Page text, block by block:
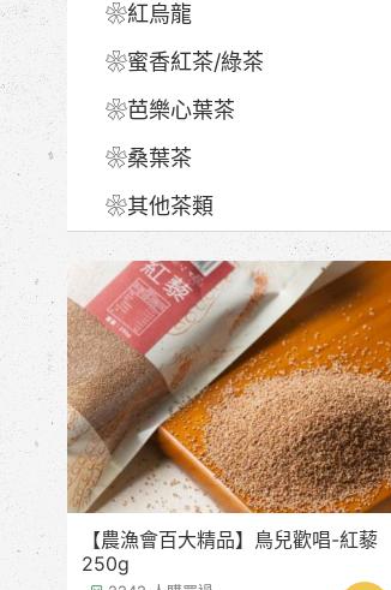
❀紅烏龍
❀蜜香紅茶/綠茶
❀芭樂心葉茶
❀桑葉茶
❀其他茶類
【農漁會百大精品】鳥兒歡唱-紅藜
250g